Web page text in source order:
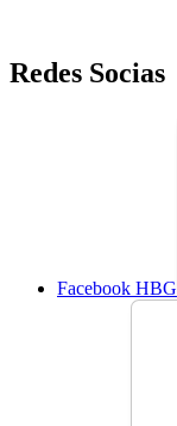
Saltar
para
Redes Socias
Facebook HBG